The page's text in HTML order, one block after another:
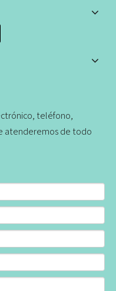
teléfono,
atenderemos de todo